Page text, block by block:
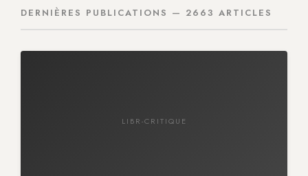
DERNIÈRES PUBLICATIONS — 2663 ARTICLES
LIBR-CRITIQUE